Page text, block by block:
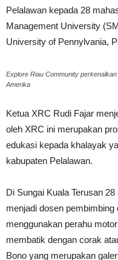
Pelalawan kepada 28
Management University
University of Pennylvania,
Explore Riau Community
Amerika
Ketua XRC Rudi Fajar
oleh XRC ini merupakan
edukasi kepada khalayak
kabupaten Pelalawan.
Di Sungai Kuala Terusan
menjadi dosen
menggunakan perahu
membatik dengan corak
Bono yang merupakan